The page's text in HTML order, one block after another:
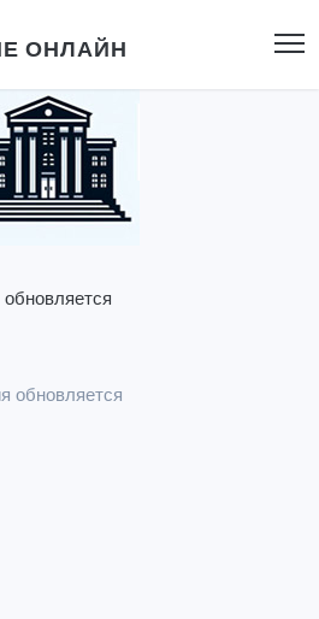
ОНЛАЙН
обновляется